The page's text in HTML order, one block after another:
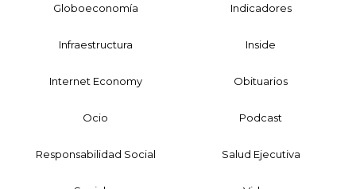
Globoeconomía Indicadores
Infraestructura Inside
Internet Economy Obituarios
Ocio Podcast
Responsabilidad Social Salud Ejecutiva